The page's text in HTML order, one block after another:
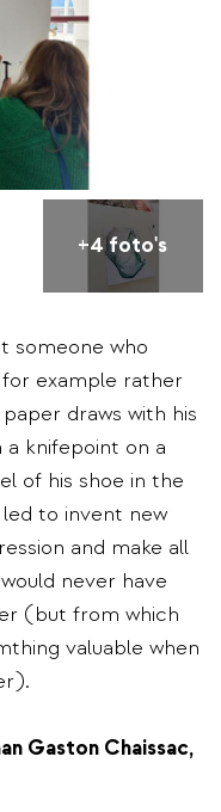
+4 foto's
someone who
example rather
draws with his
knifepoint on a
of his shoe in the
to invent new
and make all
never have
(but from which
valuable when
Gaston Chaissac,